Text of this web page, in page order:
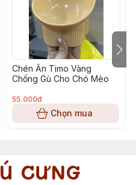
Chén Ăn Timo Vàng
Chống Gù Cho Chó Mèo
55.000đ
Chọn mua
CƯNG